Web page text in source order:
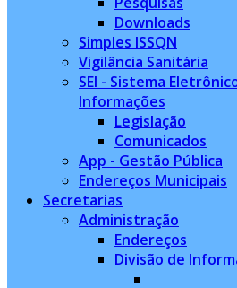
Downloads
Simples ISSQN
Vigilância Sanitária
SEI - Sistema
Informações
Legislação
Comunicados
App - Gestão Pública
Endereços Municipais
Secretarias
Administração
Endereços
Divisão de